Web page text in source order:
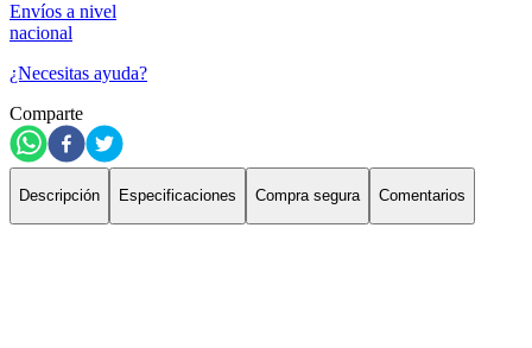
Envíos a nivel
nacional
¿Necesitas ayuda?
Comparte
Descripción Especificaciones Compra segura Comentarios